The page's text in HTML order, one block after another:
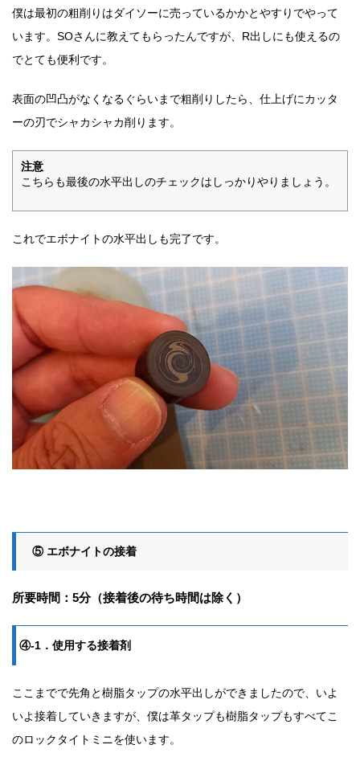
僕は最初の粗削りはダイソーに売っているかかとやすりでやって
います。SOさんに教えてもらったんですが、R出しにも使えるの
でとても便利です。
表面の凹凸がなくなるぐらいまで粗削りしたら、仕上げにカッタ
ーの刃でシャカシャカ削ります。
注意
こちらも最後の水平出しのチェックはしっかりやりましょう。
これでエボナイトの水平出しも完了です。
⑤ エボナイトの接着
所要時間：5分（接着後の待ち時間は除く）
④-1．使用する接着剤
ここまでで先角と樹脂タップの水平出しができましたので、いよ
いよ接着していきますが、僕は革タップも樹脂タップもすべてこ
のロックタイトミニを使います。